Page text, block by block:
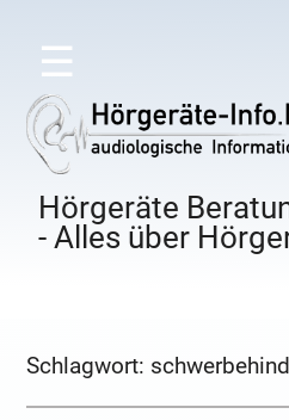
☰
Hörgeräte
- Alles über
Schlagwort: